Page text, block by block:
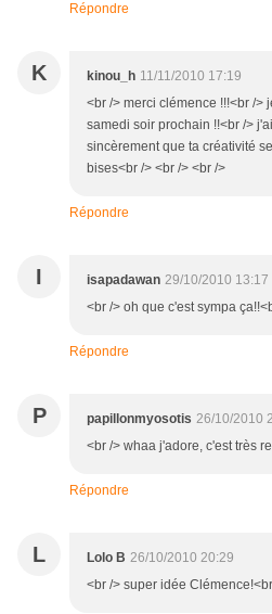
Répondre
K kinou_h 11/11/2010 17:19
<br /> merci clémence !!!<br />
samedi soir prochain !!<br />
sincèrement que ta créativité
bises<br /> <br /> <br />
Répondre
I isapadawan 29/10/2010 13:17
<br /> oh que c'est sympa
Répondre
P papillonmyosotis 26/10/2010
<br /> whaa j'adore, c'est très
Répondre
L Lolo B 26/10/2010 20:29
<br /> super idée